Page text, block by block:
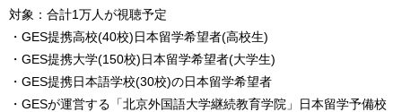
対象：合計1万人が視聴予定
・GES提携高校(40校)日本留学希望者(高校生)
・GES提携大学(150校)日本留学希望者(大学生)
・GES提携日本語学校(30校)の日本留学希望者
・GESが運営する「北京外国語大学継続教育学院」日本留学予備校